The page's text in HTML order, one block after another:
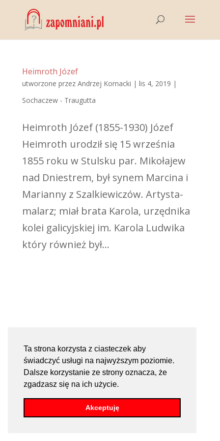
Ta strona korzysta z ciasteczek aby
świadczyć usługi na najwyższym poziomie.
Dalsze korzystanie ze strony oznacza, że
zgadzasz się na ich użycie.
Akceptuję
Heimroth Józef
utworzone przez Andrzej Kornacki | lis 4, 2019 |
Sochaczew - Traugutta
Heimroth Józef (1855-1930) Józef
Heimroth urodził się 15 września
1855 roku w Stulsku par. Mikołajew
nad Dniestrem, był synem Marcina i
Marianny z Szalkiewiczów. Artysta-
malarz; miał brata Karola, urzędnika
kolei galicyjskiej im. Karola Ludwika
który również był...